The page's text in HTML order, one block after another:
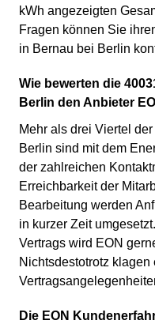
kWh angezeigten
Fragen können Sie
in Bernau bei Berlin
Wie bewerten die
Berlin den Anbieter
Mehr als drei Viertel
Berlin sind mit dem
der zahlreichen
Erreichbarkeit der
Bearbeitung werden
in kurzer Zeit
Vertrags wird EON
Nichtsdestotrotz klagen
Die EON